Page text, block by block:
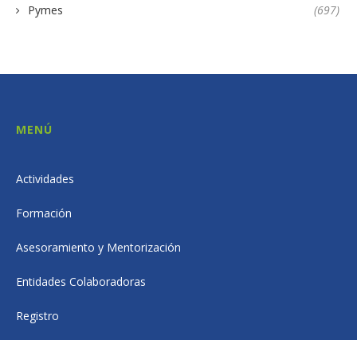
Pymes (697)
MENÚ
Actividades
Formación
Asesoramiento y Mentorización
Entidades Colaboradoras
Registro